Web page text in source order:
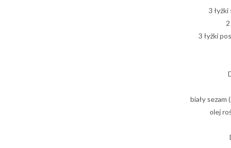
3
3 łyżki
biały
olej